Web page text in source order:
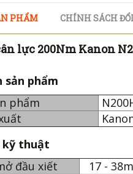
PHẨM CHÍNH SÁCH
lực 200Nm Kanon
sản phẩm
phẩm
kỹ thuật
đầu xiết
17 -